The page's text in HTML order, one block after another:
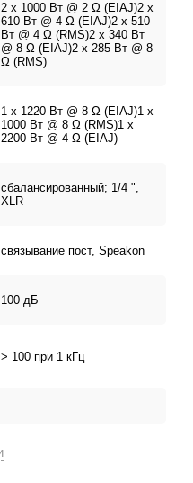
2 х 1000 Вт @ 2 Ω (EIAJ)2 х
610 Вт @ 4 Ω (EIAJ)2 х 510
Вт @ 4 Ω (RMS)2 х 340 Вт
@ 8 Ω (EIAJ)2 х 285 Вт @ 8
Ω (RMS)
1 х 1220 Вт @ 8 Ω (EIAJ)1 х
1000 Вт @ 8 Ω (RMS)1 х
2200 Вт @ 4 Ω (EIAJ)
сбалансированный; 1/4 ",
XLR
связывание пост, Speakon
100 дБ
> 100 при 1 кГц